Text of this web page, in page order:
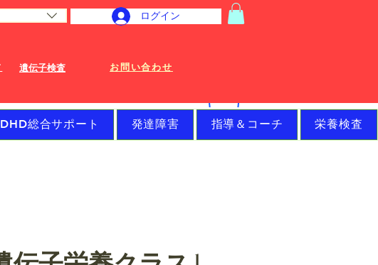
ログイン
遺伝子検査 お問い合わせ
総合サポート 発達障害 指導＆コーチ 栄養検査